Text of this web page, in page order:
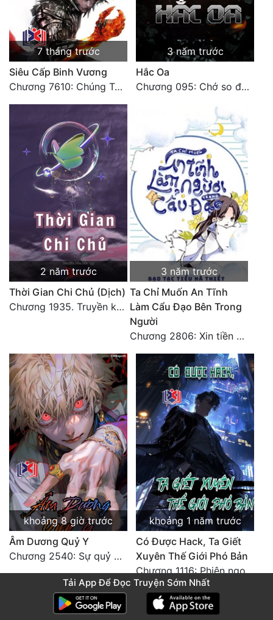
7 tháng trước
Siêu Cấp Binh Vương
Chương 7610: Chúng Ta Về Nhà (ĐẠI KẾT CỤC)
3 năm trước
Hắc Oa
Chương 095: Chớ so được mất. (3)
2 năm trước
Thời Gian Chi Chủ (Dịch)
Chương 1935. Truyền kỳ mới (Đại Kết Cục)
3 năm trước
Ta Chỉ Muốn An Tĩnh
Làm Cẩu Đạo Bên Trong
Người
Chương 2806: Xin tiền bối nhất định phải tin tưởng cách làm
khoảng 8 giờ trước
Âm Dương Quỷ Y
Chương 2540: Sự quỷ dị của Lý Trường Phong
khoảng 1 năm trước
Có Được Hack, Ta Giết
Xuyên Thế Giới Phó Bản
Chương 1116: Phiên ngoại 1: Vô Phật Thần Tôn tận thế (2)
Tải App Để Đọc Truyện Sớm Nhất